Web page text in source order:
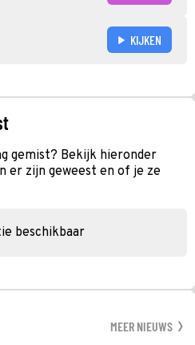
KIJKEN
gemist? Bekijk hieronder
er zijn geweest en of je ze
beschikbaar
MEER NIEUWS